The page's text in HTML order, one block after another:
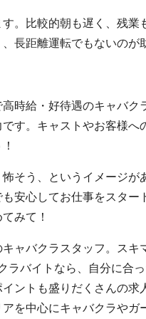
す。比較的朝も遅く、残
長距離運転でもないのが
時給・好待遇のキャバク
す。キャストやお客様へ
そう、というイメージが
安心してお仕事をスター
みて！
ャバクラスタッフ。ス
ラバイトなら、自分に合
ントも盛りだくさんの求
を中心にキャバクラや